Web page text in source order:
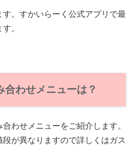
。すかいらーく公式アプリで最
。
合わせメニューは？
わせメニューをご紹介します。
が異なりますので詳しくはガス